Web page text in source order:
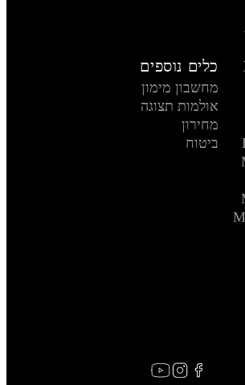
כלים נוספים
מחשבון מימון
אולמות תצוגה
מחירון
ביטוח